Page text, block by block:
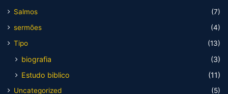
Salmos
(7)
sermões
(4)
Tipo
(13)
biografia
(3)
Estudo biblico
(11)
Uncategorized
(5)